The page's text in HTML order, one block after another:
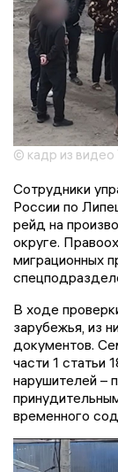
© кадр из
Сотрудники
России по
рейд на
округе.
миграционных
В ходе
зарубежья, из
документов.
части 1 статьи
нарушителей –
временного